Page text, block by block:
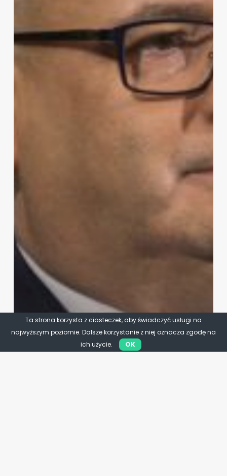
Ta strona korzysta z ciasteczek, aby świadczyć usługi na
najwyższym poziomie. Dalsze korzystanie z niej oznacza zgodę na
ich użycie.
OK